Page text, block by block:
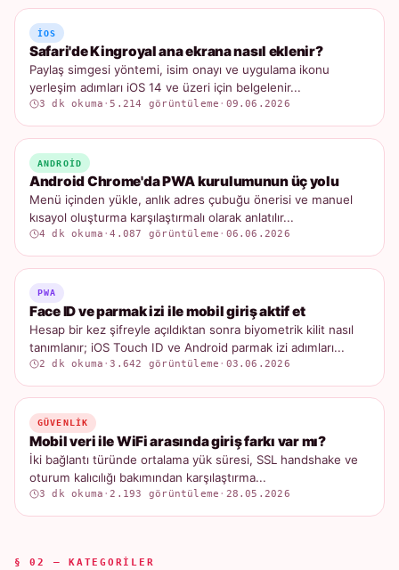
IOS
Safari'de Kingroyal ana ekrana nasıl eklenir?
Paylaş simgesi yöntemi, isim onayı ve uygulama ikonu
yerleşim adımları iOS 14 ve üzeri için belgelenir...
3 dk okuma ·5.214 görüntüleme · 09.06.2026
ANDROID
Android Chrome'da PWA kurulumunun üç yolu
Menü içinden yükle, anlık adres çubuğu önerisi ve manuel
kısayol oluşturma karşılaştırmalı olarak anlatılır...
4 dk okuma ·4.087 görüntüleme · 06.06.2026
PWA
Face ID ve parmak izi ile mobil giriş aktif et
Hesap bir kez şifreyle açıldıktan sonra biyometrik kilit nasıl
tanımlanır; iOS Touch ID ve Android parmak izi adımları...
2 dk okuma ·3.642 görüntüleme · 03.06.2026
GÜVENLIK
Mobil veri ile WiFi arasında giriş farkı var mı?
İki bağlantı türünde ortalama yük süresi, SSL handshake ve
oturum kalıcılığı bakımından karşılaştırma...
3 dk okuma ·2.193 görüntüleme · 28.05.2026
§ 02 — KATEGORILER